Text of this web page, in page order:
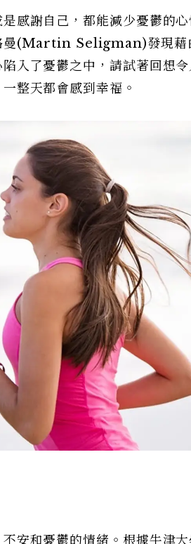
感謝自己，都能減少憂鬱的
曼(Martin Seligman)發現藉
入了憂鬱之中，請試著回想
整天都會感到幸福。
不安和憂鬱的情緒。根據牛